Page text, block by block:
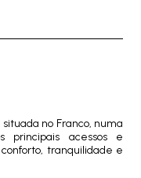
no Franco, numa
principais acessos e
tranquilidade e